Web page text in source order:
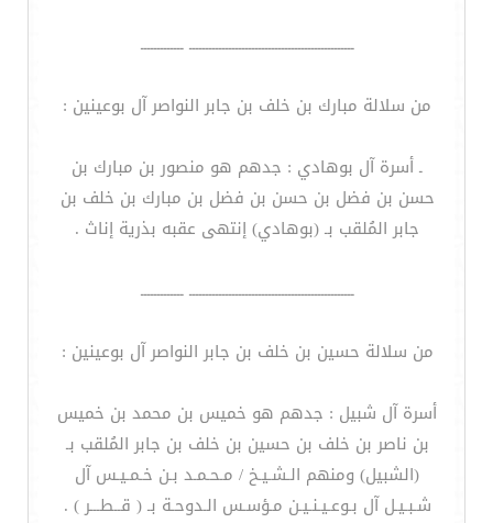
ــــــــــــــــــــــــــــــــــــــــــــــــــ ـــــــــــــ
من سلالة مبارك بن خلف بن جابر النواصر آل بوعينين :
ـ أسرة آل بوهادي : جدهم هو منصور بن مبارك بن
حسن بن فضل بن حسن بن فضل بن مبارك بن خلف بن
جابر المُلقب بـ (بوهادي) إنتهى عقبه بذرية إناث .
ــــــــــــــــــــــــــــــــــــــــــــــــــ ـــــــــــــ
من سلالة حسين بن خلف بن جابر النواصر آل بوعينين :
أسرة آل شبيل : جدهم هو خميس بن محمد بن خميس
بن ناصر بن خلف بن حسين بن خلف بن جابر المُلقب بـ
(الشبيل) ومنهم الـشـيـخ / مـحـمـد بـن خـمـيـس آل
شـبـيـل آل بـوعـيـنـيـن مـؤسـس الـدوحـة بـ ( قــطـــر ) .